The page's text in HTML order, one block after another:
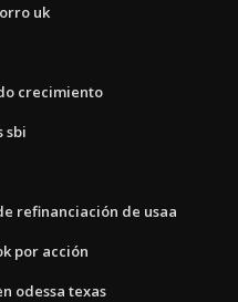
uk
crecimiento
sbi
refinanciación de usaa
por acción
odessa texas